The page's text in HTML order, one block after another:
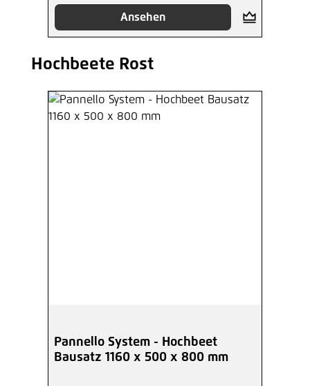
Ansehen
Produktgalerie überspringen
Hochbeete Rost
Pannello System - Hochbeet
Bausatz 1160 x 500 x 800 mm